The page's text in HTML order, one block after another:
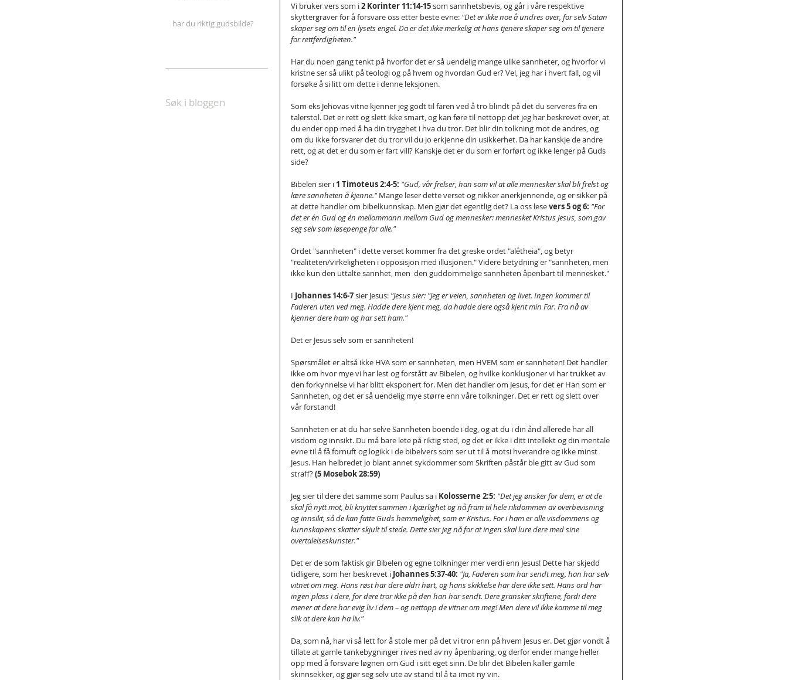
Søk i bloggen
har du riktig gudsbilde?
Vi bruker vers som i 2 Korinter 11:14-15 som sannhetsbevis, og går i våre respektive
skyttergraver for å forsvare oss etter beste evne: "Det er ikke noe å undres over, for selv Satan
skaper seg om til en lysets engel. Da er det ikke merkelig at hans tjenere skaper seg om til tjenere
for rettferdigheten."
Har du noen gang tenkt på hvorfor det er så uendelig mange ulike sannheter, og hvorfor vi
kristne ser så ulikt på teologi og på hvem og hvordan Gud er? Vel, jeg har i hvert fall, og vil
forsøke å si litt om dette i denne leksjonen.
Som eks Jehovas vitne kjenner jeg godt til faren ved å tro blindt på det du serveres fra en
talerstol. Det er rett og slett ikke smart, og kan føre til nettopp det jeg har beskrevet over, at
du ender opp med å ha din trygghet i hva du tror. Det blir din tolkning mot de andres, og
om du ikke forsvarer det du tror vil du jo erkjenne din usikkerhet. Da har kanskje de andre
rett, og at det er du som er fart vill? Kanskje det er du som er forført og ikke lenger på Guds
side?
Bibelen sier i 1 Timoteus 2:4-5: "Gud, vår frelser, han som vil at alle mennesker skal bli frelst og
lære sannheten å kjenne." Mange leser dette verset og nikker anerkjennende, og er sikker på
at dette handler om bibelkunnskap. Men gjør det egentlig det? La oss lese vers 5 og 6: "For
det er én Gud og én mellommann mellom Gud og mennesker: mennesket Kristus Jesus, som gav
seg selv som løsepenge for alle."
Ordet "sannheten" i dette verset kommer fra det greske ordet "alḗtheia", og betyr
"realiteten/virkeligheten i opposisjon med illusjonen." Videre betydning er "sannheten, men
ikke kun den uttalte sannhet, men  den guddommelige sannheten åpenbart til mennesket."
I Johannes 14:6-7 sier Jesus: "Jesus sier: "Jeg er veien, sannheten og livet. Ingen kommer til
Faderen uten ved meg. Hadde dere kjent meg, da hadde dere også kjent min Far. Fra nå av
kjenner dere ham og har sett ham."
Det er Jesus selv som er sannheten!
Spørsmålet er altså ikke HVA som er sannheten, men HVEM som er sannheten! Det handler
ikke om hvor mye vi har lest og forstått av Bibelen, og hvilke konklusjoner vi har trukket av
den forkynnelse vi har blitt eksponert for. Men det handler om Jesus, for det er Han som er
Sannheten, og det er så uendelig mye større enn våre tolkninger. Det er rett og slett over
vår forstand!
Sannheten er at du har selve Sannheten boende i deg, og at du i din ånd allerede har all
visdom og innsikt. Du må bare lete på riktig sted, og det er ikke i ditt intellekt og din mentale
evne til å få fornuft og logikk i de bibelvers som ser ut til å motsi hverandre og ikke minst
Jesus. Han helbredet jo blant annet sykdommer som Skriften påstår ble gitt av Gud som
straff? (5 Mosebok 28:59)
Jeg sier til dere det samme som Paulus sa i Kolosserne 2:5: "Det jeg ønsker for dem, er at de
skal få nytt mot, bli knyttet sammen i kjærlighet og nå fram til hele rikdommen av overbevisning
og innsikt, så de kan fatte Guds hemmelighet, som er Kristus. For i ham er alle visdommens og
kunnskapens skatter skjult til stede. Dette sier jeg nå for at ingen skal lure dere med sine
overtalelseskunster."
Det er de som faktisk gir Bibelen og egne tolkninger mer verdi enn Jesus! Dette har skjedd
tidligere, som her beskrevet i Johannes 5:37-40: "Ja, Faderen som har sendt meg, han har selv
vitnet om meg. Hans røst har dere aldri hørt, og hans skikkelse har dere ikke sett. Hans ord har
ingen plass i dere, for dere tror ikke på den han har sendt. Dere gransker skriftene, fordi dere
mener at dere har evig liv i dem – og nettopp de vitner om meg! Men dere vil ikke komme til meg
slik at dere kan ha liv."
Da, som nå, har vi så lett for å stole mer på det vi tror enn på hvem Jesus er. Det gjør vondt å
tillate at gamle tankebygninger rives ned av ny åpenbaring, og derfor ender mange heller
opp med å forsvare løgnen om Gud i sitt eget sinn. De blir det Bibelen kaller gamle
skinnsekker, og gjør seg selv ute av stand til å ta imot ny vin.